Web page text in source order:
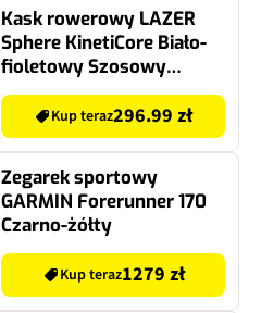
Kask rowerowy LAZER
Sphere KinetiCore Biało-
fioletowy Szosowy
(rozmiar L)
Kup teraz296.99 zł
Zegarek sportowy
GARMIN Forerunner 170
Czarno-żółty
Kup teraz1279 zł